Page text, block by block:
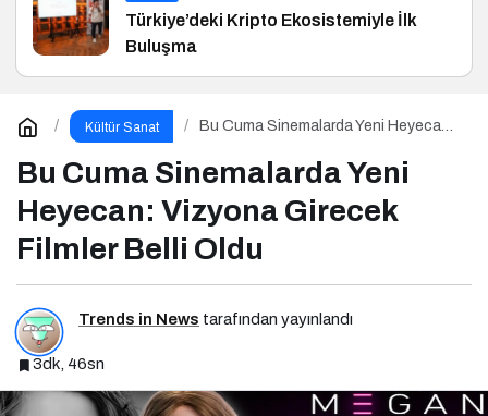
Türkiye’deki Kripto Ekosistemiyle İlk
Buluşma
Kültür Sanat
Bu Cuma Sinemalarda Yeni Heyecan:
Bu Cuma Sinemalarda Yeni
Heyecan: Vizyona Girecek
Filmler Belli Oldu
Trends in News tarafından yayınlandı
3dk, 46sn